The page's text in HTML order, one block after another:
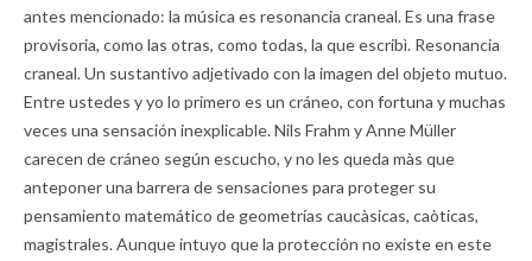
antes mencionado: la música es resonancia craneal. Es una frase
provisoria, como las otras, como todas, la que escribì. Resonancia
craneal. Un sustantivo adjetivado con la imagen del objeto mutuo.
Entre ustedes y yo lo primero es un cráneo, con fortuna y muchas
veces una sensación inexplicable. Nils Frahm y Anne Müller
carecen de cráneo según escucho, y no les queda màs que
anteponer una barrera de sensaciones para proteger su
pensamiento matemático de geometrías caucàsicas, caòticas,
magistrales. Aunque intuyo que la protección no existe en este